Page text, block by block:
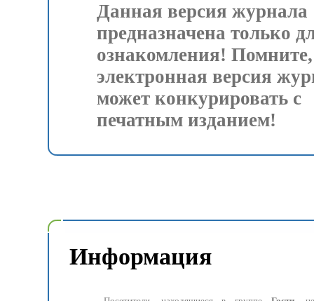
Данная версия журнала
предназначена только
ознакомления!
электронная версия
может конкурировать с
печатным изданием!
Информация